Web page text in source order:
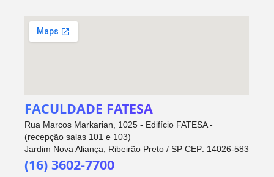
FACULDADE FATESA
Rua Marcos Markarian, 1025 - Edifício FATESA -
(recepção salas 101 e 103)
Jardim Nova Aliança, Ribeirão Preto / SP CEP: 14026-583
(16) 3602-7700